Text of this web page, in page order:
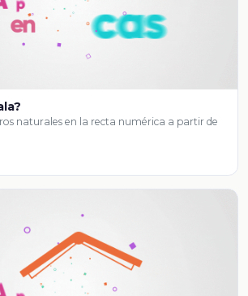
naturales en la recta numérica a partir de